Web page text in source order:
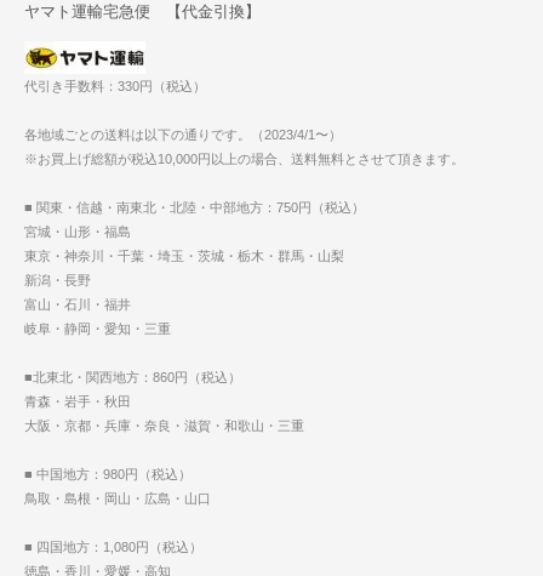
ヤマト運輸宅急便 【代金引換】
代引き手数料：330円（税込）
各地域ごとの送料は以下の通りです。（2023/4/1〜）
※お買上げ総額が税込10,000円以上の場合、送料無料とさせて頂きます。
■ 関東・信越・南東北・北陸・中部地方：750円（税込）
宮城・山形・福島
東京・神奈川・千葉・埼玉・茨城・栃木・群馬・山梨
新潟・長野
富山・石川・福井
岐阜・静岡・愛知・三重
■北東北・関西地方：860円（税込）
青森・岩手・秋田
大阪・京都・兵庫・奈良・滋賀・和歌山・三重
■ 中国地方：980円（税込）
鳥取・島根・岡山・広島・山口
■ 四国地方：1,080円（税込）
徳島・香川・愛媛・高知